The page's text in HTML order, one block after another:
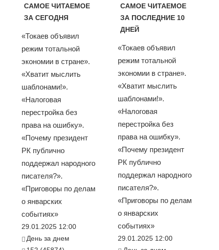
САМОЕ ЧИТАЕМОЕ
ЗА СЕГОДНЯ
«Токаев объявил
режим тотальной
экономии в стране».
«Хватит мыслить
шаблонами!».
«Налоговая
перестройка без
права на ошибку».
«Почему президент
РК публично
поддержал народного
писателя?».
«Приговоры по делам
о январских
событиях»
29.01.2025 12:00
День за днем
САМОЕ ЧИТАЕМОЕ
ЗА ПОСЛЕДНИЕ 10
ДНЕЙ
«Токаев объявил
режим тотальной
экономии в стране».
«Хватит мыслить
шаблонами!».
«Налоговая
перестройка без
права на ошибку».
«Почему президент
РК публично
поддержал народного
писателя?».
«Приговоры по делам
о январских
событиях»
29.01.2025 12:00